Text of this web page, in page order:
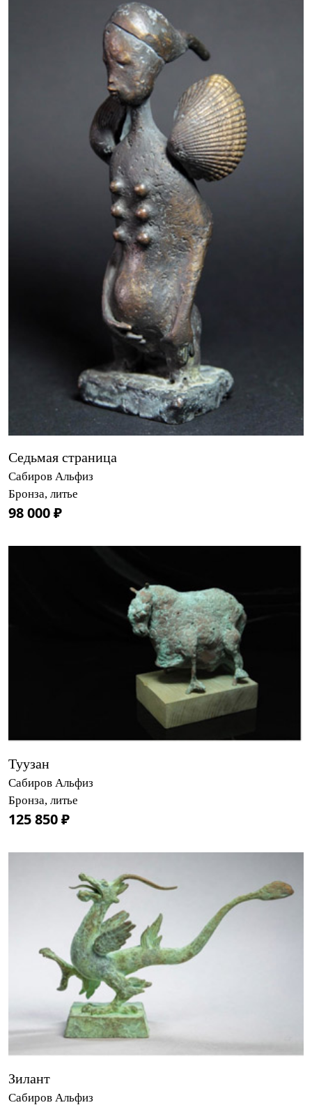
Седьмая страница
Сабиров Альфиз
Бронза, литье
98 000 ₽
Туузан
Сабиров Альфиз
Бронза, литье
125 850 ₽
Зилант
Сабиров Альфиз